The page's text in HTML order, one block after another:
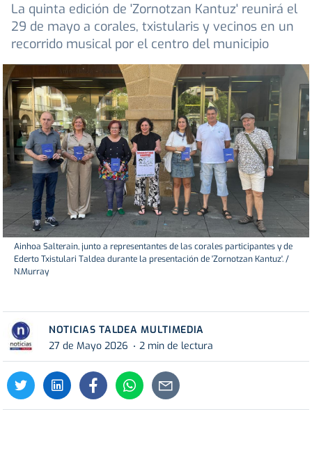
La quinta edición de 'Zornotzan Kantuz' reunirá el
29 de mayo a corales, txistularis y vecinos en un
recorrido musical por el centro del municipio
Ainhoa Salterain, junto a representantes de las corales participantes y de
Ederto Txistulari Taldea durante la presentación de 'Zornotzan Kantuz'. /
N.Murray
NOTICIAS TALDEA MULTIMEDIA
27 de Mayo 2026
2 min de lectura